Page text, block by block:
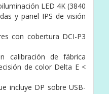
LED 4K (3840
y panel IPS de visión
con cobertura DCI-P3
calibración de fábrica
de color Delta E <
incluye DP sobre USB-